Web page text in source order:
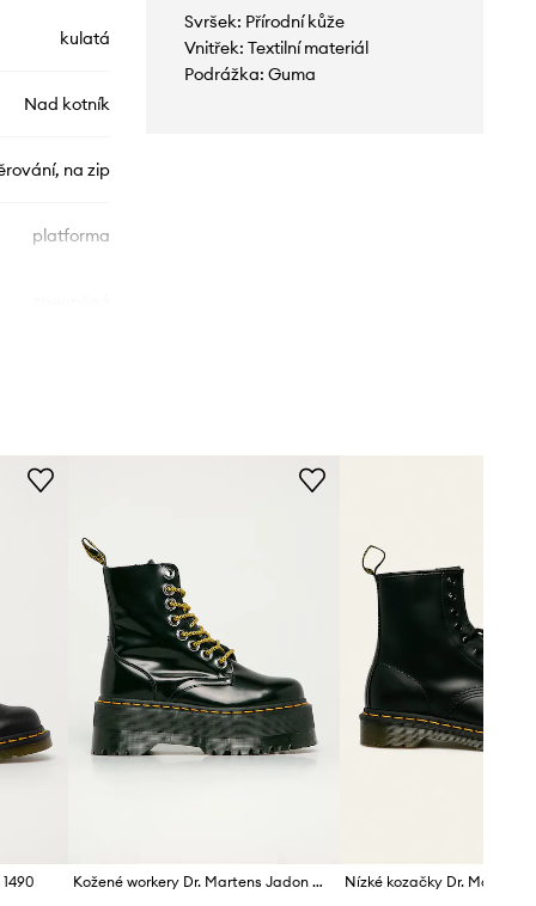
kulatá
Nad kotník
na zip
platforma
DM41646001
BLK
černá
Dr. Martens
Svršek: Přírodní kůže
Vnitřek: Textilní materiál
Podrážka: Guma
Kožené workery Dr. Martens Jadon Max Nízké kozačky Dr. Martens